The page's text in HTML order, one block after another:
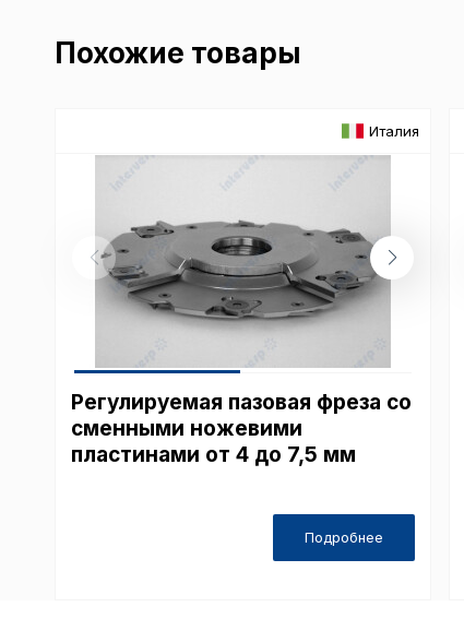
Похожие товары
Италия
Регулируемая пазовая фреза со
сменными ножевими
пластинами от 4 до 7,5 мм
Подробнее